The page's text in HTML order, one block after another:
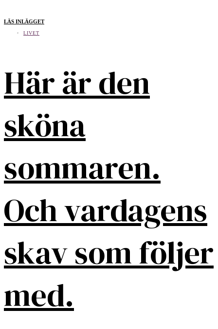
LÄS INLÄGGET
LIVET
Här är den
sköna
sommaren.
Och vardagens
skav som följer
med.